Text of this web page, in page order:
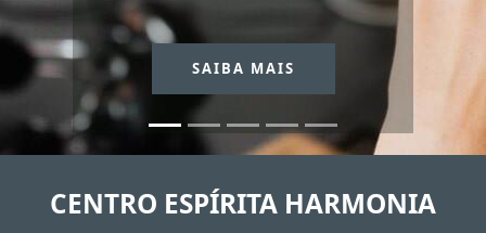
SAIBA MAIS
CENTRO ESPÍRITA HARMONIA